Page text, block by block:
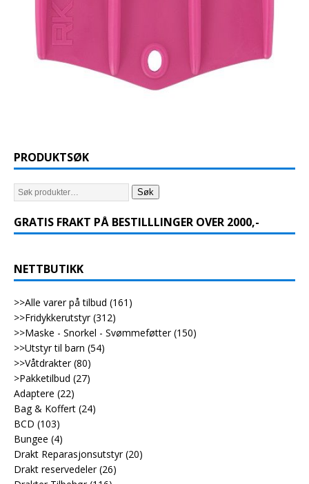
PRODUKTSØK
Søk
GRATIS FRAKT PÅ BESTILLLINGER OVER 2000,-
NETTBUTIKK
>>Alle varer på tilbud (161)
>>Fridykkerutstyr (312)
>>Maske - Snorkel - Svømmeføtter (150)
>>Utstyr til barn (54)
>>Våtdrakter (80)
>Pakketilbud (27)
Adaptere (22)
Bag & Koffert (24)
BCD (103)
Bungee (4)
Drakt Reparasjonsutstyr (20)
Drakt reservedeler (26)